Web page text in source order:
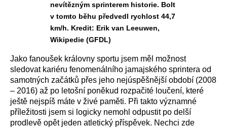
nevítězným sprinterem historie. Bolt
v tomto běhu předvedl rychlost 44,7
km/h. Kredit: Erik van Leeuwen,
Wikipedie (GFDL)
Jako fanoušek královny sportu jsem měl možnost
sledovat kariéru fenomenálního jamajského sprintera od
samotných začátků přes jeho nejúspěšnější období (2008
– 2016) až po letošní poněkud rozpačité loučení, které
ještě nejspíš máte v živé paměti. Při takto významné
příležitosti jsem si logicky nemohl odpustit po delší
prodlevě opět jeden atletický příspěvek. Nechci zde